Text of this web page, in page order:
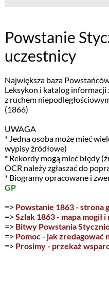
Powstanie
uczestnicy
Największa baza
Leksykon i katalog informacji
z ruchem
(1866)
UWAGA
* Jedna osoba może mieć
wypisy źródłowe)
* Rekordy mogą mieć błędy
OCR należy zgłaszać do
* Biogramy opracowane i
GP
=> Powstanie 1863 - strona
=> Szlak 1863 - mapa mogił i
=> Bitwy Powstania
=> Pomoc - jak zredagować
=> Prosimy - przekaż